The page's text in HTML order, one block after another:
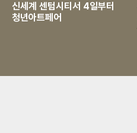
신세계 센텀시티서 4일부터
청년아트페어